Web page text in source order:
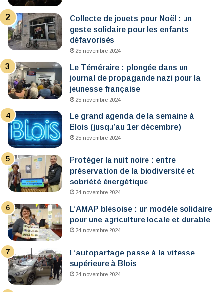
Collecte de jouets pour Noël : un
geste solidaire pour les enfants
défavorisés
25 novembre 2024
Le Téméraire : plongée dans un
journal de propagande nazi pour la
jeunesse française
25 novembre 2024
Le grand agenda de la semaine à
Blois (jusqu’au 1er décembre)
25 novembre 2024
Protéger la nuit noire : entre
préservation de la biodiversité et
sobriété énergétique
24 novembre 2024
L’AMAP blésoise : un modèle solidaire
pour une agriculture locale et durable
24 novembre 2024
L’autopartage passe à la vitesse
supérieure à Blois
24 novembre 2024